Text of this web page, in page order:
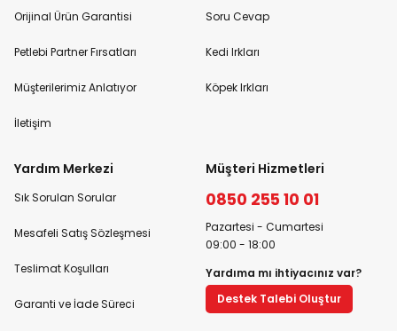
Orijinal Ürün Garantisi
Petlebi Partner Fırsatları
Müşterilerimiz Anlatıyor
İletişim
Soru Cevap
Kedi Irkları
Köpek Irkları
Yardım Merkezi
Sık Sorulan Sorular
Mesafeli Satış Sözleşmesi
Teslimat Koşulları
Garanti ve İade Süreci
Müşteri Hizmetleri
0850 255 10 01
Pazartesi - Cumartesi
09:00 - 18:00
Yardıma mı ihtiyacınız var?
Destek Talebi Oluştur